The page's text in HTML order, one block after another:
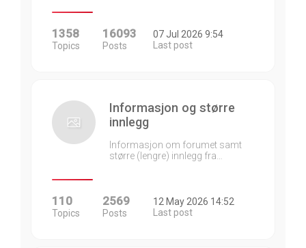
1358
Topics
16093
Posts
07 Jul 2026 9:54
Last post
Informasjon og større
innlegg
Informasjon om forumet samt
større (lengre) innlegg fra…
110
Topics
2569
Posts
12 May 2026 14:52
Last post